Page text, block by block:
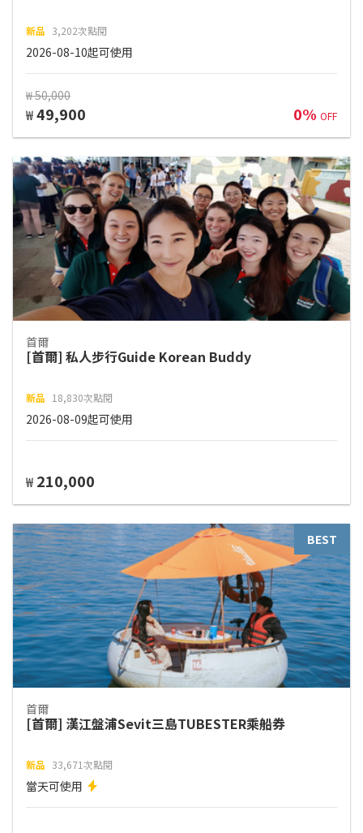
新品 3,202次點閱
2026-08-10起可使用
₩ 50,000
₩49,900 0% OFF
首爾
[首爾] 私人步行Guide Korean Buddy
新品 18,830次點閱
2026-08-09起可使用
₩ 210,000
BEST
首爾
[首爾] 漢江盤浦Sevit三島TUBESTER乘船券
新品 33,671次點閱
當天可使用